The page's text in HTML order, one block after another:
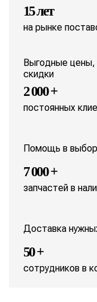
15 лет
на рынке
Выгодные цены,
скидки
2 000 +
постоянных
Помощь в
7 000 +
запчастей в
Доставка
50 +
сотрудников в